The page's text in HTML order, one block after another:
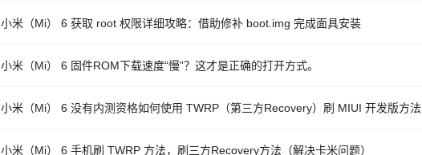
小米（Mi） 6 获取 root 权限详细攻略：借助修补 boot.img 完成面具安装
小米（Mi） 6 固件ROM下载速度“慢”？这才是正确的打开方式。
小米（Mi） 6 没有内测资格如何使用 TWRP（第三方Recovery）刷 MIUI 开发版方法
小米（Mi） 6 手机刷 TWRP 方法，刷三方Recovery方法（解决卡米问题）